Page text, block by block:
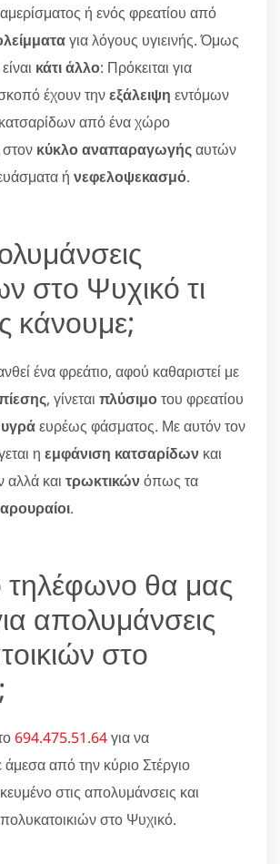
ή ενός φρεατίου από
για λόγους υγιεινής. Όμως
κάτι άλλο: Πρόκειται για
έχουν τηνεξάλειψη εντόμων
από ένα χώρο
κύκλο αναπαραγωγήςαυτών
ή νεφελοψεκασμό.
στο Ψυχικό τι
κάνουμε;
ένα φρεάτιο, αφού καθαριστεί με
, γίνεται πλύσιμοτου φρεατίου
υγράευρέως φάσματος. Με αυτόν τον
η εμφάνιση κατσαρίδων και
και τρωκτικώνόπως τα
αρουραίοι.
τηλέφωνο θα μας
απολυμάνσεις
στο
694.475.51.64για να
άμεσα από την κύριο Στέργιο
στις απολυμάνσεις και
στο Ψυχικό.